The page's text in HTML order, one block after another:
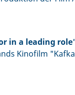
in a leading role
Kinofilm